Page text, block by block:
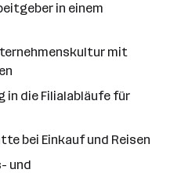
in einem
mit
in die Filialabläufe für
bei Einkauf und Reisen
und